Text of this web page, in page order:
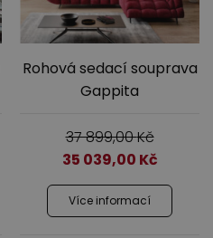
Rohová sedací souprava
Gappita
37 899,00Kč
35 039,00 Kč
Více informací